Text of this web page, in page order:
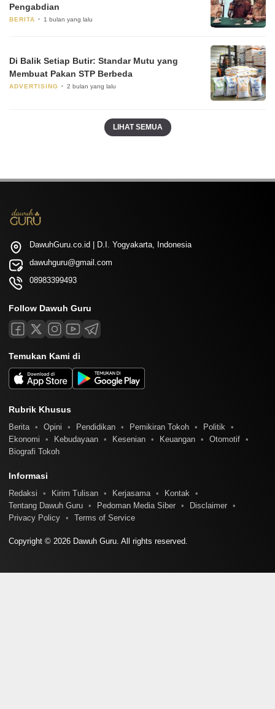
Pengabdian
BERITA 1 bulan yang lalu
Di Balik Setiap Butir: Standar Mutu yang
Membuat Pakan STP Berbeda
ADVERTISING 2 bulan yang lalu
LIHAT SEMUA
DawuhGuru.co.id | D.I. Yogyakarta, Indonesia
dawuhguru@gmail.com
08983399493
Follow Dawuh Guru
Temukan Kami di
Rubrik Khusus
Berita Opini Pendidikan Pemikiran Tokoh
Politik
Ekonomi
Kebudayaan Kesenian Keuangan
Otomotif
Biografi Tokoh
Informasi
Redaksi Kirim Tulisan Kerjasama
Kontak
Tentang Dawuh Guru
Pedoman Media Siber
Disclaimer
Privacy Policy
Terms of Service
Copyright © 2026 Dawuh Guru. All rights reserved.